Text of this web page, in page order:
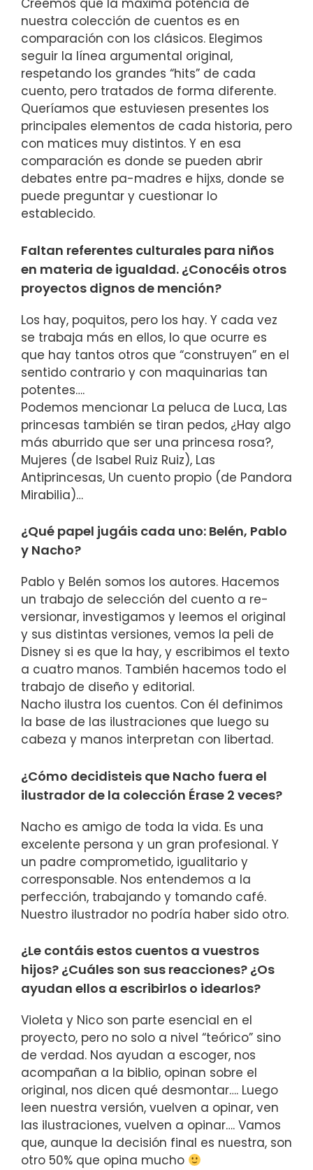
Creemos que la máxima potencia de
nuestra colección de cuentos es en
comparación con los clásicos. Elegimos
seguir la línea argumental original,
respetando los grandes “hits” de cada
cuento, pero tratados de forma diferente.
Queríamos que estuviesen presentes los
principales elementos de cada historia, pero
con matices muy distintos. Y en esa
comparación es donde se pueden abrir
debates entre pa-madres e hijxs, donde se
puede preguntar y cuestionar lo
establecido.
Faltan referentes culturales para niños
en materia de igualdad. ¿Conocéis otros
proyectos dignos de mención?
Los hay, poquitos, pero los hay. Y cada vez
se trabaja más en ellos, lo que ocurre es
que hay tantos otros que “construyen” en el
sentido contrario y con maquinarias tan
potentes….
Podemos mencionar La peluca de Luca, Las
princesas también se tiran pedos, ¿Hay algo
más aburrido que ser una princesa rosa?,
Mujeres (de Isabel Ruiz Ruiz), Las
Antiprincesas, Un cuento propio (de Pandora
Mirabilia)…
¿Qué papel jugáis cada uno: Belén, Pablo
y Nacho?
Pablo y Belén somos los autores. Hacemos
un trabajo de selección del cuento a re-
versionar, investigamos y leemos el original
y sus distintas versiones, vemos la peli de
Disney si es que la hay, y escribimos el texto
a cuatro manos. También hacemos todo el
trabajo de diseño y editorial.
Nacho ilustra los cuentos. Con él definimos
la base de las ilustraciones que luego su
cabeza y manos interpretan con libertad.
¿Cómo decidisteis que Nacho fuera el
ilustrador de la colección Érase 2 veces?
Nacho es amigo de toda la vida. Es una
excelente persona y un gran profesional. Y
un padre comprometido, igualitario y
corresponsable. Nos entendemos a la
perfección, trabajando y tomando café.
Nuestro ilustrador no podría haber sido otro.
¿Le contáis estos cuentos a vuestros
hijos? ¿Cuáles son sus reacciones? ¿Os
ayudan ellos a escribirlos o idearlos?
Violeta y Nico son parte esencial en el
proyecto, pero no solo a nivel “teórico” sino
de verdad. Nos ayudan a escoger, nos
acompañan a la biblio, opinan sobre el
original, nos dicen qué desmontar…. Luego
leen nuestra versión, vuelven a opinar, ven
las ilustraciones, vuelven a opinar…. Vamos
que, aunque la decisión final es nuestra, son
otro 50% que opina mucho